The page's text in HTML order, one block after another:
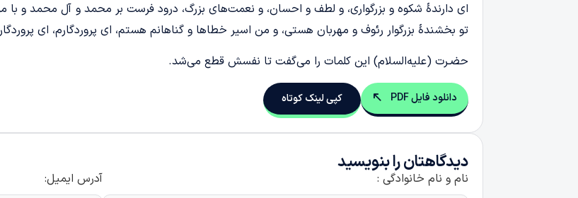
ای دارندۀ شکوه و بزرگواری، و لطف و احسان، و نعمت‌های بزرگ، درود فرست بر محمد و آل محمد و با
تو بخشندۀ بزرگوار رئوف و مهربان هستی، و من اسیر خطاها و گناهانم هستم، ای پروردگارم، ای
حضـرت (علیه‌السلام) این کلمات را می‌گفت تا نفسش قطع می‌شد.
دانلود فایل PDF کپی لینک کوتاه
دیدگاهتان را بنویسید
نام و نام خانوادگی : آدرس ایمیل: